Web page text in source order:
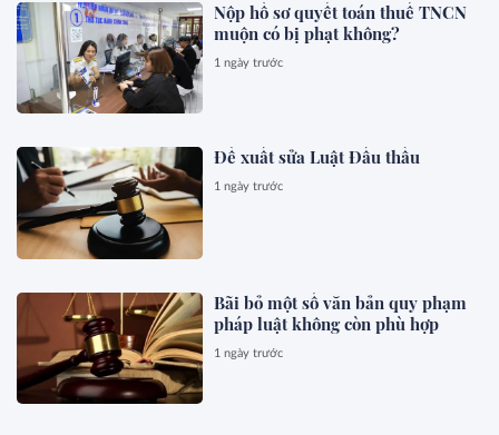
Nộp hồ sơ quyết toán thuế TNCN
muộn có bị phạt không?
1 ngày trước
Đề xuất sửa Luật Đấu thầu
1 ngày trước
Bãi bỏ một số văn bản quy phạm
pháp luật không còn phù hợp
1 ngày trước